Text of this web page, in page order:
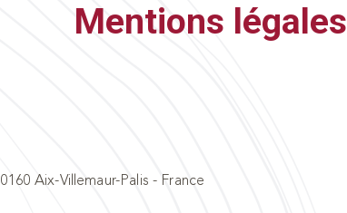
Mentions légales
Aix-Villemaur-Palis - France